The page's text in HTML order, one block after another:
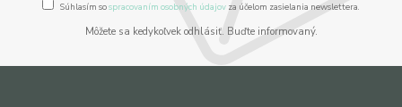
Súhlasím sospracovaním osobných údajov za účelom zasielania newslettera.
Môžete sa kedykoľvek odhlásiť. Buďte informovaný.